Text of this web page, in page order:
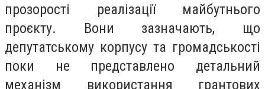
прозорості реалізації майбутнього
проєкту. Вони зазначають, що
депутатському корпусу та громадськості
поки не представлено детальний
механізм використання грантових